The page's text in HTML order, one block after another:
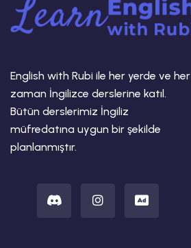
English with Rubi ile her yerde ve her
zaman İngilizce derslerine katıl.
Bütün derslerimiz İngiliz
müfredatına uygun bir şekilde
planlanmıştır.